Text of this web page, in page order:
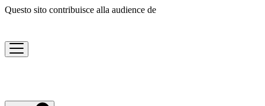
Questo sito contribuisce alla audience de